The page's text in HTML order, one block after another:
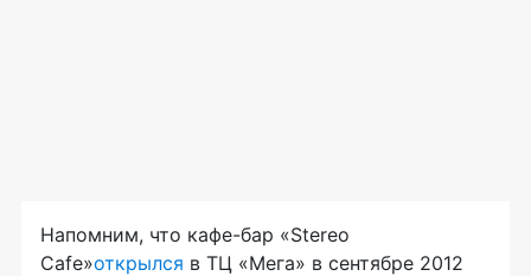
Напомним, что кафе-бар «Stereo
Cafe»открылся в ТЦ «Мега» в сентябре 2012